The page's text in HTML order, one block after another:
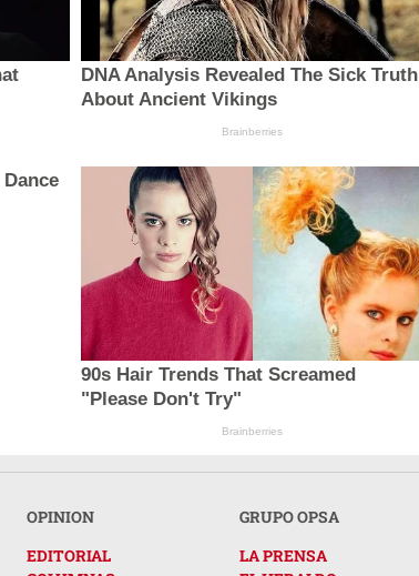
DNA Analysis Revealed The Sick Truth
About Ancient Vikings
Brainberries
90s Hair Trends That Screamed
"Please Don't Try"
Brainberries
OPINION
EDITORIAL
GRUPO OPSA
LA PRENSA